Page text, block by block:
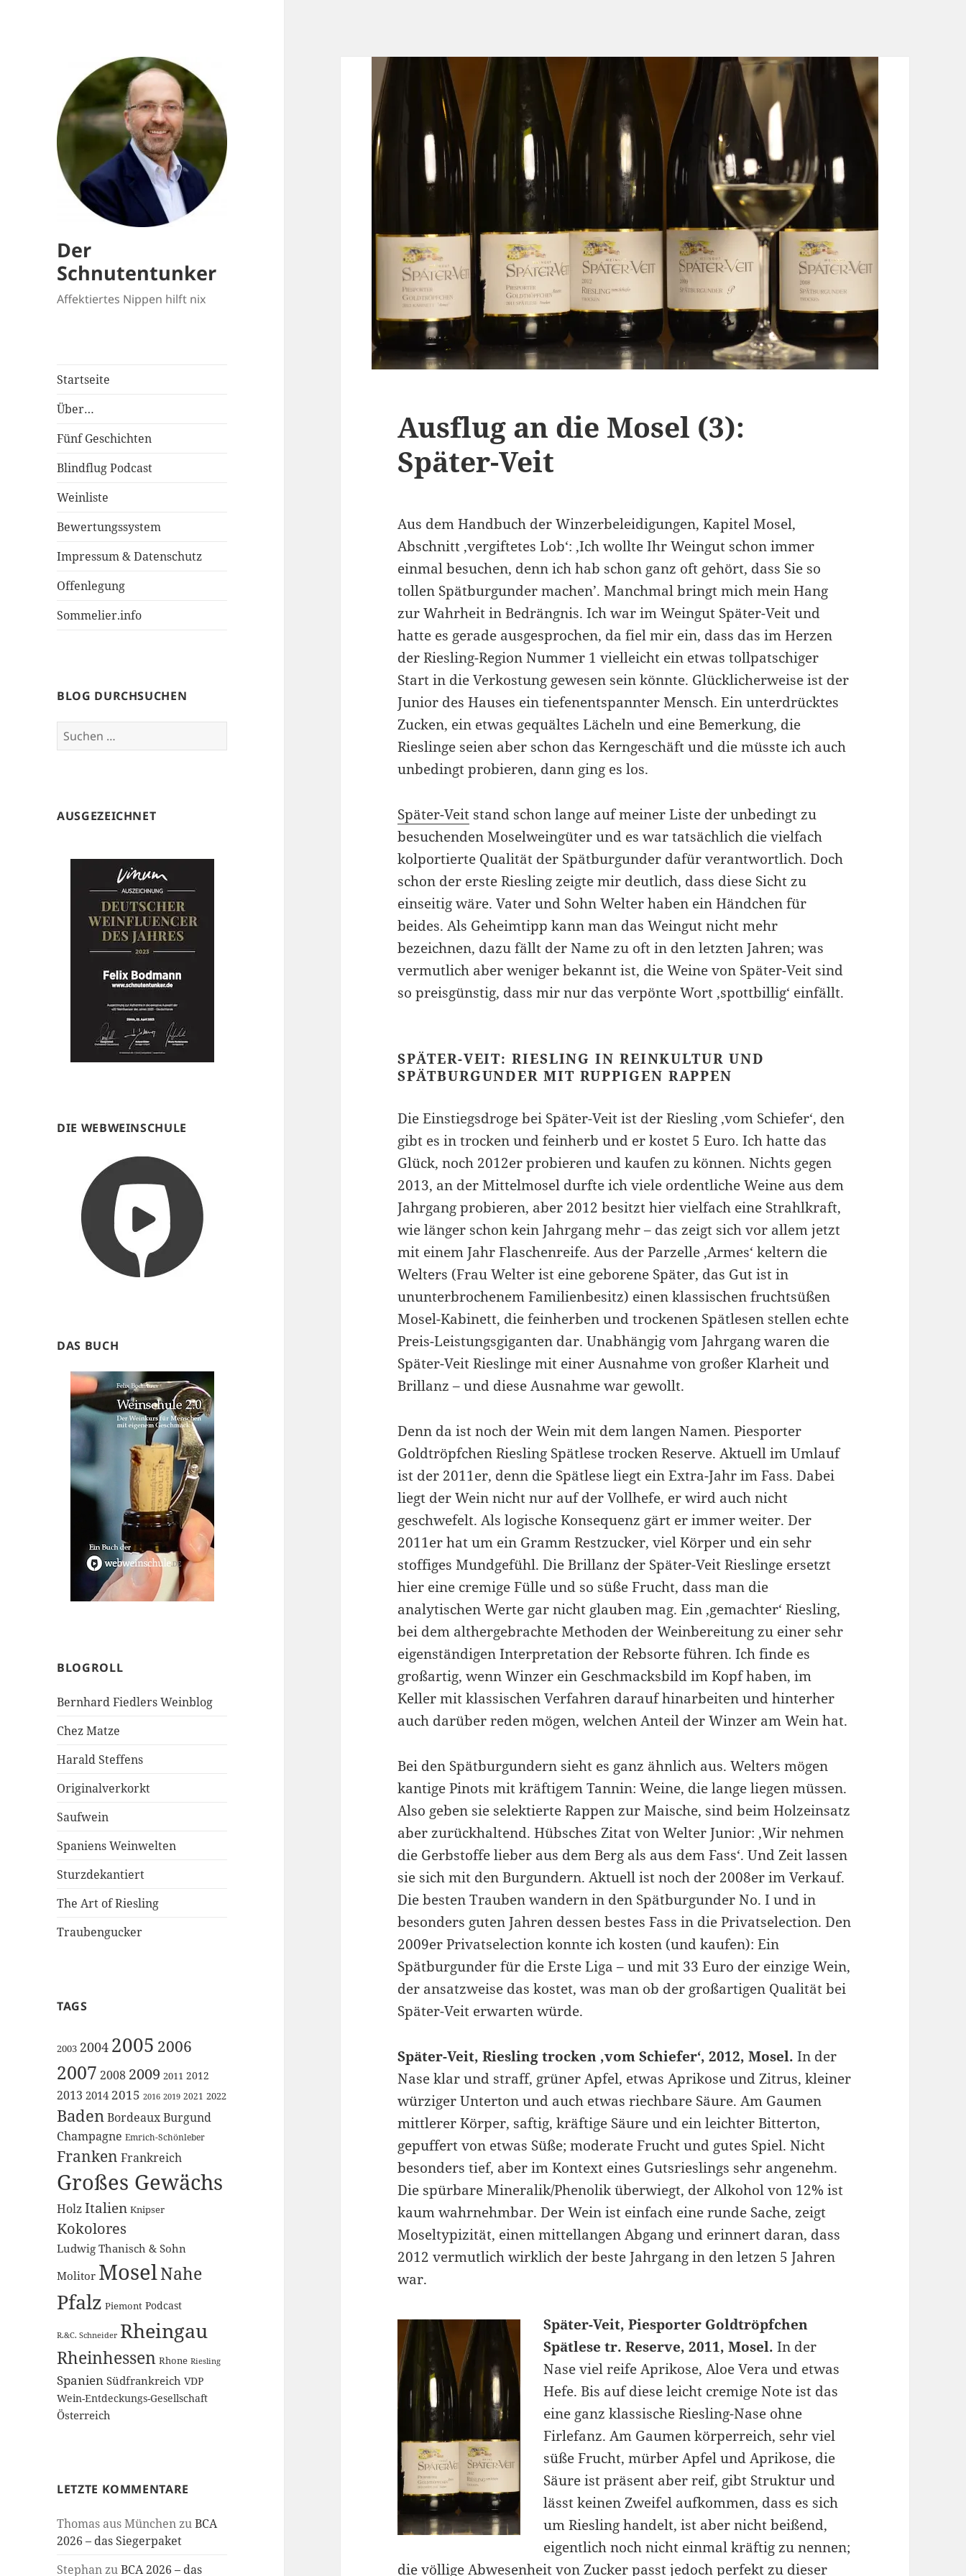
Der
Schnutentunker
Affektiertes Nippen hilft nix
Startseite
Über…
Fünf Geschichten
Blindflug Podcast
Weinliste
Bewertungssystem
Impressum & Datenschutz
Offenlegung
Sommelier.info
BLOG DURCHSUCHEN
Suchen
nach:
AUSGEZEICHNET
DIE WEBWEINSCHULE
DAS BUCH
BLOGROLL
Bernhard Fiedlers Weinblog
Chez Matze
Harald Steffens
Originalverkorkt
Saufwein
Spaniens Weinwelten
Sturzdekantiert
The Art of Riesling
Traubengucker
TAGS
2003 2004 2005 2006
2007 2008 2009 2011 2012
2013 2014 2015 2016 2019 2021 2022
Baden BordeauxBurgund
Champagne Emrich-Schönleber
Franken Frankreich
Großes Gewächs
HolzItalien Knipser
Kokolores
Ludwig Thanisch & Sohn
Molitor MoselNahe
Pfalz Piemont Podcast
R.&C. Schneider Rheingau
Rheinhessen Rhone Riesling
Spanien Südfrankreich VDP
Wein-Entdeckungs-Gesellschaft
Österreich
LETZTE KOMMENTARE
Thomas aus MünchenzuBCA
2026 – das Siegerpaket
StephanzuBCA 2026 – das
Ausflug an die Mosel (3):
Später-Veit
Aus dem Handbuch der Winzerbeleidigungen, Kapitel Mosel,
Abschnitt ‚vergiftetes Lob‘: ‚Ich wollte Ihr Weingut schon immer
einmal besuchen, denn ich hab schon ganz oft gehört, dass Sie so
tollen Spätburgunder machen’. Manchmal bringt mich mein Hang
zur Wahrheit in Bedrängnis. Ich war im Weingut Später-Veit und
hatte es gerade ausgesprochen, da fiel mir ein, dass das im Herzen
der Riesling-Region Nummer 1 vielleicht ein etwas tollpatschiger
Start in die Verkostung gewesen sein könnte. Glücklicherweise ist der
Junior des Hauses ein tiefenentspannter Mensch. Ein unterdrücktes
Zucken, ein etwas gequältes Lächeln und eine Bemerkung, die
Rieslinge seien aber schon das Kerngeschäft und die müsste ich auch
unbedingt probieren, dann ging es los.
Später-Veit stand schon lange auf meiner Liste der unbedingt zu
besuchenden Moselweingüter und es war tatsächlich die vielfach
kolportierte Qualität der Spätburgunder dafür verantwortlich. Doch
schon der erste Riesling zeigte mir deutlich, dass diese Sicht zu
einseitig wäre. Vater und Sohn Welter haben ein Händchen für
beides. Als Geheimtipp kann man das Weingut nicht mehr
bezeichnen, dazu fällt der Name zu oft in den letzten Jahren; was
vermutlich aber weniger bekannt ist, die Weine von Später-Veit sind
so preisgünstig, dass mir nur das verpönte Wort ‚spottbillig‘ einfällt.
SPÄTER-VEIT: RIESLING IN REINKULTUR UND
SPÄTBURGUNDER MIT RUPPIGEN RAPPEN
Die Einstiegsdroge bei Später-Veit ist der Riesling ‚vom Schiefer‘, den
gibt es in trocken und feinherb und er kostet 5 Euro. Ich hatte das
Glück, noch 2012er probieren und kaufen zu können. Nichts gegen
2013, an der Mittelmosel durfte ich viele ordentliche Weine aus dem
Jahrgang probieren, aber 2012 besitzt hier vielfach eine Strahlkraft,
wie länger schon kein Jahrgang mehr – das zeigt sich vor allem jetzt
mit einem Jahr Flaschenreife. Aus der Parzelle ‚Armes‘ keltern die
Welters (Frau Welter ist eine geborene Später, das Gut ist in
ununterbrochenem Familienbesitz) einen klassischen fruchtsüßen
Mosel-Kabinett, die feinherben und trockenen Spätlesen stellen echte
Preis-Leistungsgiganten dar. Unabhängig vom Jahrgang waren die
Später-Veit Rieslinge mit einer Ausnahme von großer Klarheit und
Brillanz – und diese Ausnahme war gewollt.
Denn da ist noch der Wein mit dem langen Namen. Piesporter
Goldtröpfchen Riesling Spätlese trocken Reserve. Aktuell im Umlauf
ist der 2011er, denn die Spätlese liegt ein Extra-Jahr im Fass. Dabei
liegt der Wein nicht nur auf der Vollhefe, er wird auch nicht
geschwefelt. Als logische Konsequenz gärt er immer weiter. Der
2011er hat um ein Gramm Restzucker, viel Körper und ein sehr
stoffiges Mundgefühl. Die Brillanz der Später-Veit Rieslinge ersetzt
hier eine cremige Fülle und so süße Frucht, dass man die
analytischen Werte gar nicht glauben mag. Ein ‚gemachter‘ Riesling,
bei dem althergebrachte Methoden der Weinbereitung zu einer sehr
eigenständigen Interpretation der Rebsorte führen. Ich finde es
großartig, wenn Winzer ein Geschmacksbild im Kopf haben, im
Keller mit klassischen Verfahren darauf hinarbeiten und hinterher
auch darüber reden mögen, welchen Anteil der Winzer am Wein hat.
Bei den Spätburgundern sieht es ganz ähnlich aus. Welters mögen
kantige Pinots mit kräftigem Tannin: Weine, die lange liegen müssen.
Also geben sie selektierte Rappen zur Maische, sind beim Holzeinsatz
aber zurückhaltend. Hübsches Zitat von Welter Junior: ‚Wir nehmen
die Gerbstoffe lieber aus dem Berg als aus dem Fass‘. Und Zeit lassen
sie sich mit den Burgundern. Aktuell ist noch der 2008er im Verkauf.
Die besten Trauben wandern in den Spätburgunder No. I und in
besonders guten Jahren dessen bestes Fass in die Privatselection. Den
2009er Privatselection konnte ich kosten (und kaufen): Ein
Spätburgunder für die Erste Liga – und mit 33 Euro der einzige Wein,
der ansatzweise das kostet, was man ob der großartigen Qualität bei
Später-Veit erwarten würde.
Später-Veit, Riesling trocken ‚vom Schiefer‘, 2012, Mosel. In der
Nase klar und straff, grüner Apfel, etwas Aprikose und Zitrus, kleiner
würziger Unterton und auch etwas riechbare Säure. Am Gaumen
mittlerer Körper, saftig, kräftige Säure und ein leichter Bitterton,
gepuffert von etwas Süße; moderate Frucht und gutes Spiel. Nicht
besonders tief, aber im Kontext eines Gutsrieslings sehr angenehm.
Die spürbare Mineralik/Phenolik überwiegt, der Alkohol von 12% ist
kaum wahrnehmbar. Der Wein ist einfach eine runde Sache, zeigt
Moseltypizität, einen mittellangen Abgang und erinnert daran, dass
2012 vermutlich wirklich der beste Jahrgang in den letzen 5 Jahren
war.
Später-Veit, Piesporter Goldtröpfchen
Spätlese tr. Reserve, 2011, Mosel. In der
Nase viel reife Aprikose, Aloe Vera und etwas
Hefe. Bis auf diese leicht cremige Note ist das
eine ganz klassische Riesling-Nase ohne
Firlefanz. Am Gaumen körperreich, sehr viel
süße Frucht, mürber Apfel und Aprikose, die
Säure ist präsent aber reif, gibt Struktur und
lässt keinen Zweifel aufkommen, dass es sich
um Riesling handelt, ist aber nicht beißend,
eigentlich noch nicht einmal kräftig zu nennen;
die völlige Abwesenheit von Zucker passt jedoch perfekt zu dieser